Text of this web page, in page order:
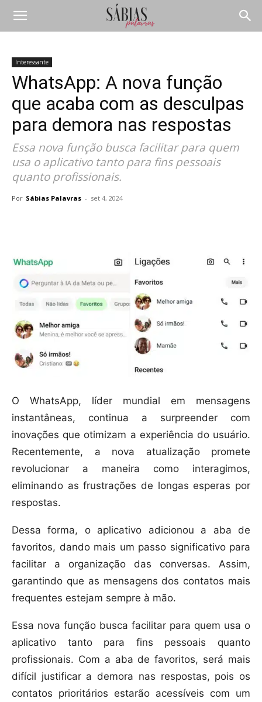
Interessante
WhatsApp: A nova função
que acaba com as desculpas
para demora nas respostas
Essa nova função busca facilitar para quem
usa o aplicativo tanto para fins pessoais
quanto profissionais.
Por Sábias Palavras - set 4, 2024
O WhatsApp, líder mundial em mensagens
instantâneas, continua a surpreender com
inovações que otimizam a experiência do usuário.
Recentemente, a nova atualização promete
revolucionar a maneira como interagimos,
eliminando as frustrações de longas esperas por
respostas.
Dessa forma, o aplicativo adicionou a aba de
favoritos, dando mais um passo significativo para
facilitar a organização das conversas. Assim,
garantindo que as mensagens dos contatos mais
frequentes estejam sempre à mão.
Essa nova função busca facilitar para quem usa o
aplicativo tanto para fins pessoais quanto
profissionais. Com a aba de favoritos, será mais
difícil justificar a demora nas respostas, pois os
contatos prioritários estarão acessíveis com um